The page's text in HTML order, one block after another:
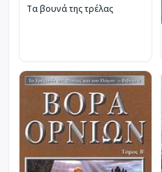
Τα βουνά της τρέλας